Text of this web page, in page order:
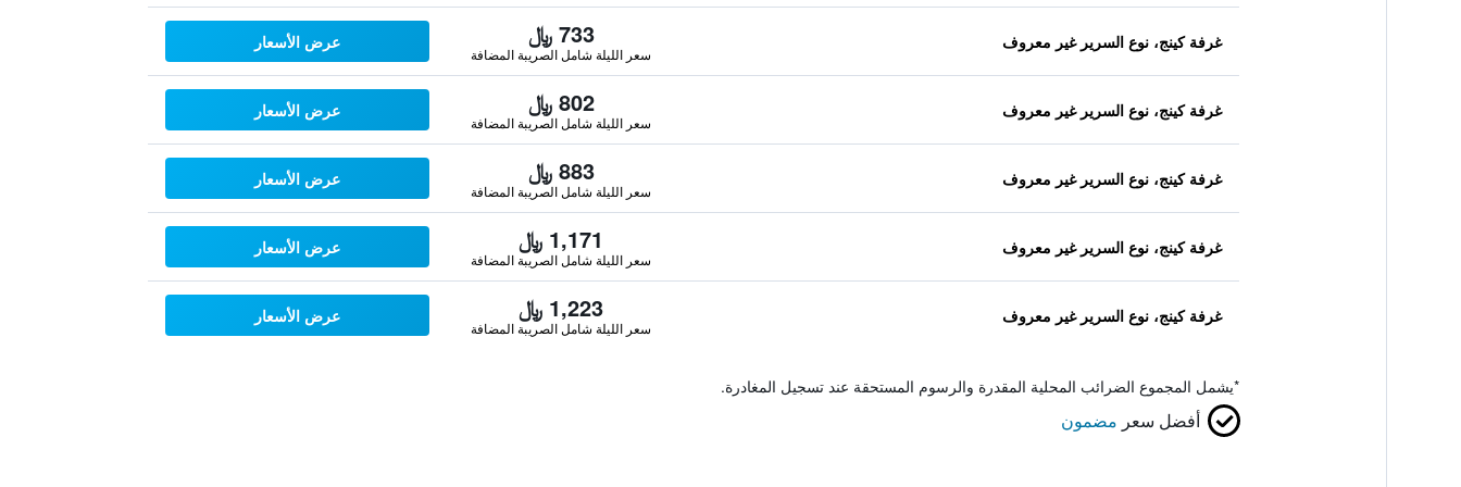
غرفة كينج، نوع السرير غير معروف 733 ﷼
سعر الليلة شامل الصريبة المضافة
عرض الأسعار
غرفة كينج، نوع السرير غير معروف 802 ﷼
سعر الليلة شامل الصريبة المضافة
عرض الأسعار
غرفة كينج، نوع السرير غير معروف 883 ﷼
سعر الليلة شامل الصريبة المضافة
عرض الأسعار
غرفة كينج، نوع السرير غير معروف 1,171 ﷼
سعر الليلة شامل الصريبة المضافة
عرض الأسعار
غرفة كينج، نوع السرير غير معروف 1,223 ﷼
سعر الليلة شامل الصريبة المضافة
عرض الأسعار
*يشمل المجموع الضرائب المحلية المقدرة والرسوم المستحقة عند تسجيل المغادرة.
أفضل سعر مضمون